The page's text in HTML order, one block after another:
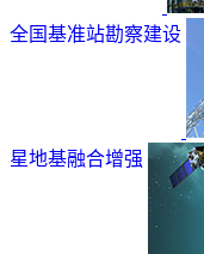
全国基准站勘察建设
星地基融合增强